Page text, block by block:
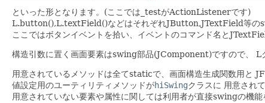
といった形となります。(ここでは_testがActionListenerです)
L.button(),L.textField()などはそれぞれJButton,JTextField等の
ここではボタンイベントを拾い、イベントのコマンド名と
構造引数に置く画面要素はswing部品(JComponent)ですので、 L
用意されているメソッドは全てstaticで、画面構造生成関数用と
値設定用のユーティリティメソッドがhiSwingクラスに 用意されて
用意されていない要素や属性に関しては利用者が直接swingの機能